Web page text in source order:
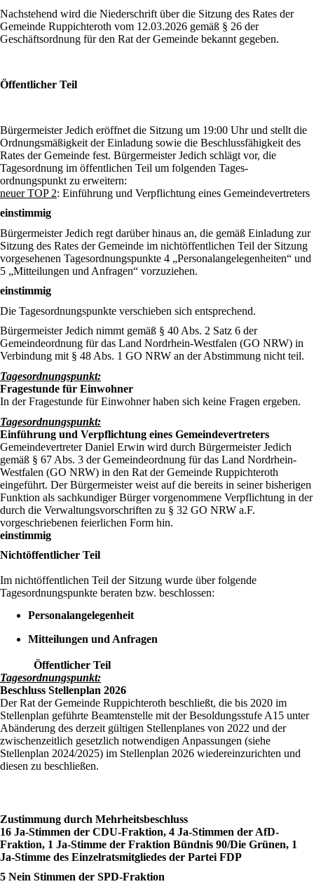
Nachstehend wird die Niederschrift über die Sitzung des Rates der
Gemeinde Ruppichteroth vom 12.03.2026 gemäß § 26 der
Geschäftsordnung für den Rat der Gemeinde bekannt gegeben.
Öffentlicher Teil
Bürgermeister Jedich eröffnet die Sitzung um 19:00 Uhr und stellt die
Ordnungsmäßigkeit der Einladung sowie die Beschlussfähigkeit des
Rates der Gemeinde fest. Bürgermeister Jedich schlägt vor, die
Tagesordnung im öffentlichen Teil um folgenden Tages-
ordnungspunkt zu erweitern:
neuer TOP 2: Einführung und Verpflichtung eines Gemeindevertreters
einstimmig
Bürgermeister Jedich regt darüber hinaus an, die gemäß Einladung zur
Sitzung des Rates der Gemeinde im nichtöffentlichen Teil der Sitzung
vorgesehenen Tagesordnungspunkte 4 „Personalangelegenheiten“ und
5 „Mitteilungen und Anfragen“ vorzuziehen.
einstimmig
Die Tagesordnungspunkte verschieben sich entsprechend.
Bürgermeister Jedich nimmt gemäß § 40 Abs. 2 Satz 6 der
Gemeindeordnung für das Land Nordrhein-Westfalen (GO NRW) in
Verbindung mit § 48 Abs. 1 GO NRW an der Abstimmung nicht teil.
Tagesordnungspunkt:
Fragestunde für Einwohner
In der Fragestunde für Einwohner haben sich keine Fragen ergeben.
Tagesordnungspunkt:
Einführung und Verpflichtung eines Gemeindevertreters
Gemeindevertreter Daniel Erwin wird durch Bürgermeister Jedich
gemäß § 67 Abs. 3 der Gemeindeordnung für das Land Nordrhein-
Westfalen (GO NRW) in den Rat der Gemeinde Ruppichteroth
eingeführt. Der Bürgermeister weist auf die bereits in seiner bisherigen
Funktion als sachkundiger Bürger vorgenommene Verpflichtung in der
durch die Verwaltungsvorschriften zu § 32 GO NRW a.F.
vorgeschriebenen feierlichen Form hin.
einstimmig
Nichtöffentlicher Teil
Im nichtöffentlichen Teil der Sitzung wurde über folgende
Tagesordnungspunkte beraten bzw. beschlossen:
Personalangelegenheit
Mitteilungen und Anfragen
Öffentlicher Teil
Tagesordnungspunkt:
Beschluss Stellenplan 2026
Der Rat der Gemeinde Ruppichteroth beschließt, die bis 2020 im
Stellenplan geführte Beamtenstelle mit der Besoldungsstufe A15 unter
Abänderung des derzeit gültigen Stellenplanes von 2022 und der
zwischenzeitlich gesetzlich notwendigen Anpassungen (siehe
Stellenplan 2024/2025) im Stellenplan 2026 wiedereinzurichten und
diesen zu beschließen.
Zustimmung durch Mehrheitsbeschluss
16 Ja-Stimmen der CDU-Fraktion, 4 Ja-Stimmen der AfD-
Fraktion, 1 Ja-Stimme der Fraktion Bündnis 90/Die Grünen, 1
Ja-Stimme des Einzelratsmitgliedes der Partei FDP
5 Nein Stimmen der SPD-Fraktion